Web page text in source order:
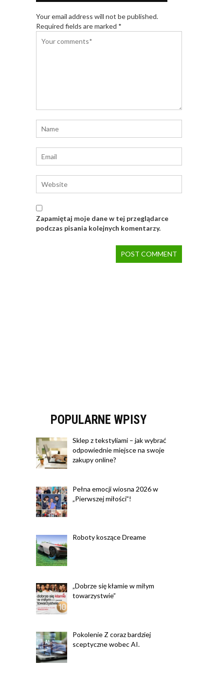
Your email address will not be published.
Required fields are marked *
Zapamiętaj moje dane w tej przeglądarce
podczas pisania kolejnych komentarzy.
POPULARNE WPISY
Sklep z tekstyliami – jak wybrać
odpowiednie miejsce na swoje
zakupy online?
Pełna emocji wiosna 2026 w
„Pierwszej miłości”!
Roboty koszące Dreame
„Dobrze się kłamie w miłym
towarzystwie”
Pokolenie Z coraz bardziej
sceptyczne wobec AI.